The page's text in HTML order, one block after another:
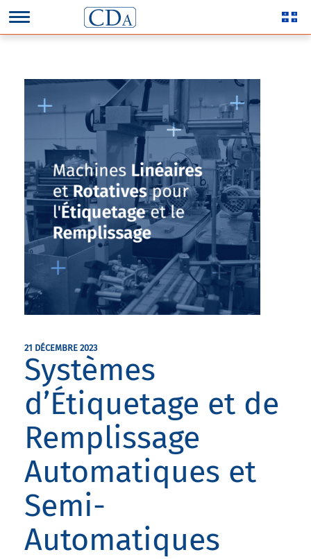
21 DÉCEMBRE 2023
Systèmes
d’Étiquetage et de
Remplissage
Automatiques et
Semi-
Automatiques